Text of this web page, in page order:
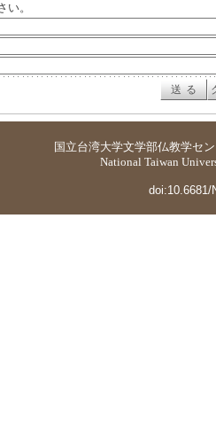
い。
国立台湾大学文学部仏教学セ
National Taiwan
doi:10.6681/